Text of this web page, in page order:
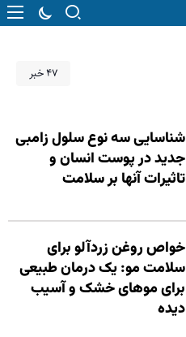
47 خبر
شناسایی سه نوع سلول زامبی
جدید در پوست انسان و
تاثیرات آنها بر سلامت
خواص روغن زردآلو برای
سلامت مو: یک درمان طبیعی
برای موهای خشک و آسیب‌
دیده